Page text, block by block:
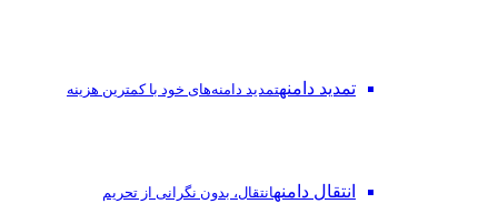
تمدید دامنهتمدید دامنه‌های خود با کمترین هزینه
انتقال دامنهانتقال، بدون نگرانی از تحریم